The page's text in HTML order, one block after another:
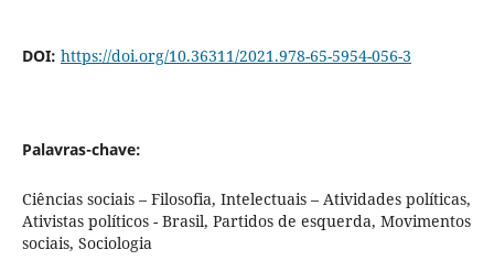
DOI: https://doi.org/10.36311/2021.978-65-5954-056-3
Palavras-chave:
Ciências sociais – Filosofia, Intelectuais – Atividades políticas,
Ativistas políticos - Brasil, Partidos de esquerda, Movimentos
sociais, Sociologia